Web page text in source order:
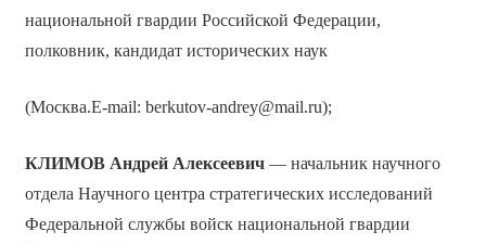
национальной гвардии Российской Федерации,
полковник, кандидат исторических наук
(Москва.E-mail: berkutov-andrey@mail.ru);
КЛИМОВ Андрей Алексеевич— начальник научного
отдела Научного центра стратегических исследований
Федеральной службы войск национальной гвардии